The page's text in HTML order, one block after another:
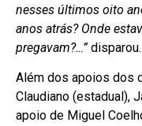
nesses últimos oito
anos atrás? Onde
pregavam?…”disparou.
Além dos apoios dos
Claudiano (estadual),
apoio de Miguel